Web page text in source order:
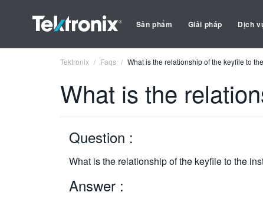
Sản phẩm Giải pháp Dịch
Tektronix Faqs What is the relationship of the keyfile to
What is the
Question :
What is the relationship of the keyfile to the
Answer :